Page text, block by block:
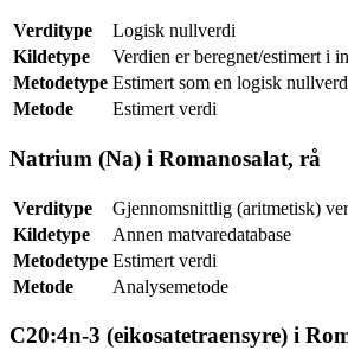
Verditype
Logisk nullverdi
Kildetype
Verdien er beregnet/estimert i
Metodetype Estimert som en logisk
Metode
Estimert verdi
Natrium (Na) i Romanosalat, rå
Verditype
Gjennomsnittlig (aritmetisk)
Kildetype
Annen matvaredatabase
Metodetype Estimert verdi
Metode
Analysemetode
C20:4n-3 (eikosatetraensyre) i